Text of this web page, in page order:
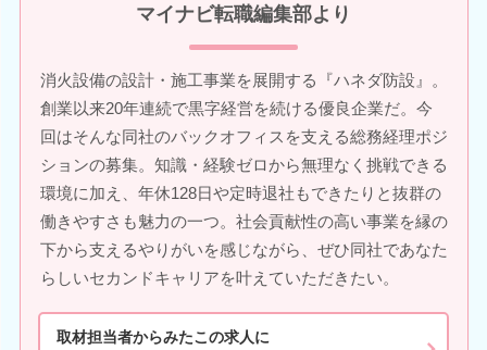
マイナビ転職編集部より
消火設備の設計・施工事業を展開する『ハネダ防設』。
創業以来20年連続で黒字経営を続ける優良企業だ。今
回はそんな同社のバックオフィスを支える総務経理ポジ
ションの募集。知識・経験ゼロから無理なく挑戦できる
環境に加え、年休128日や定時退社もできたりと抜群の
働きやすさも魅力の一つ。社会貢献性の高い事業を縁の
下から支えるやりがいを感じながら、ぜひ同社であなた
らしいセカンドキャリアを叶えていただきたい。
取材担当者からみたこの求人に